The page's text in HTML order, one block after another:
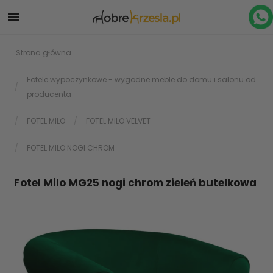

Strona główna
Fotele wypoczynkowe - wygodne meble do domu i salonu od
producenta
FOTEL MILO FOTEL MILO VELVET
FOTEL MILO NOGI CHROM
Fotel Milo MG25 nogi chrom zieleń butelkowa